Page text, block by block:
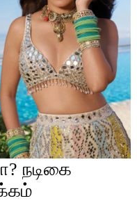
நடிகை